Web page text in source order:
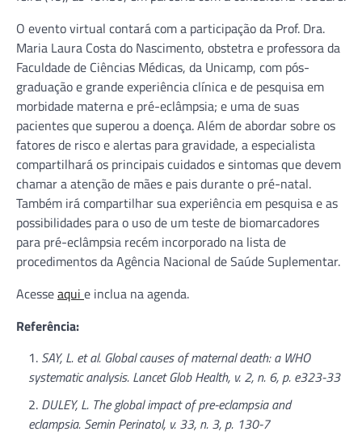
O evento virtual contará com a participação da Prof. Dra.
Maria Laura Costa do Nascimento, obstetra e professora da
Faculdade de Ciências Médicas, da Unicamp, com pós-
graduação e grande experiência clínica e de pesquisa em
morbidade materna e pré-eclâmpsia; e uma de suas
pacientes que superou a doença. Além de abordar sobre os
fatores de risco e alertas para gravidade, a especialista
compartilhará os principais cuidados e sintomas que devem
chamar a atenção de mães e pais durante o pré-natal.
Também irá compartilhar sua experiência em pesquisa e as
possibilidades para o uso de um teste de biomarcadores
para pré-eclâmpsia recém incorporado na lista de
procedimentos da Agência Nacional de Saúde Suplementar.
Acesseaqui e inclua na agenda.
Referência:
SAY, L. et al. Global causes of maternal death: a WHO
systematic analysis. Lancet Glob Health, v. 2, n. 6, p. e323-33
DULEY, L. The global impact of pre-eclampsia and
eclampsia. Semin Perinatol, v. 33, n. 3, p. 130-7